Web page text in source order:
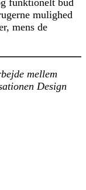
funktionelt bud
mulighed
mens de
mellem
Design